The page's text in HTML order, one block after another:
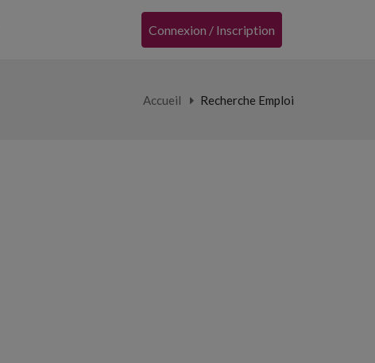
Connexion / Inscription
Accueil Recherche Emploi